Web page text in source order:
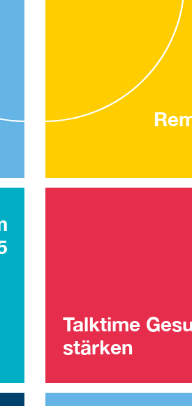
Talktime
stärken